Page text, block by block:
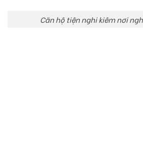
Căn hộ tiện nghi kiêm nơi